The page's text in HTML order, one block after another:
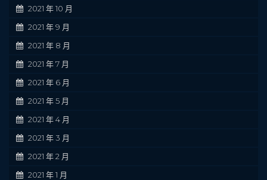
2021 年 10 月
2021 年 9 月
2021 年 8 月
2021 年 7 月
2021 年 6 月
2021 年 5 月
2021 年 4 月
2021 年 3 月
2021 年 2 月
2021 年 1 月